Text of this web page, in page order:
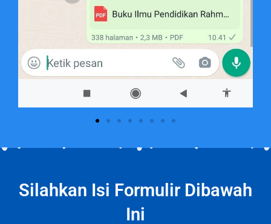
Silahkan Isi Formulir Dibawah
Ini